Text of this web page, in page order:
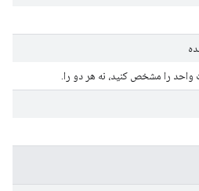
را مشخص کنید، نه هر دو را.